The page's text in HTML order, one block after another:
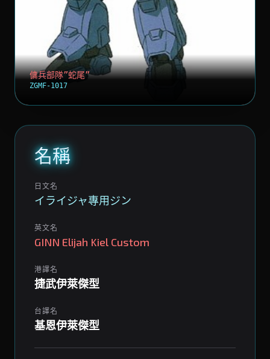
傭兵部隊”蛇尾”
ZGMF-1017
名稱
日文名
イライジャ專用ジン
英文名
GINN Elijah Kiel Custom
港譯名
捷武伊萊傑型
台譯名
基恩伊萊傑型